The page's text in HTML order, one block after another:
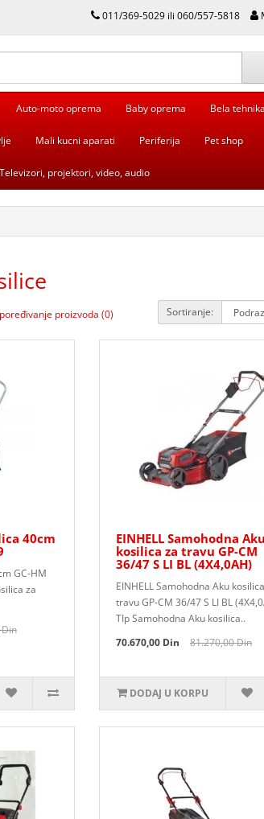
011/369-5029 ili 060/557-5818
Auto-moto oprema Baby oprema Bela tehnika
Mali kucni aparati Periferija Pet shop
Televizori, projektori, video, audio
proizvoda (0) Sortiranje:
40cm
GC-HM
za
EINHELL Samohodna Aku
kosilica za travu GP-CM
36/47 S LI BL (4X4,0AH)
EINHELL Samohodna Aku
travu GP-CM 36/47 S LI BL
TIp Samohodna Aku kosilica..
70.670,00 Din
81.270,00 Din
DODAJ U KORPU